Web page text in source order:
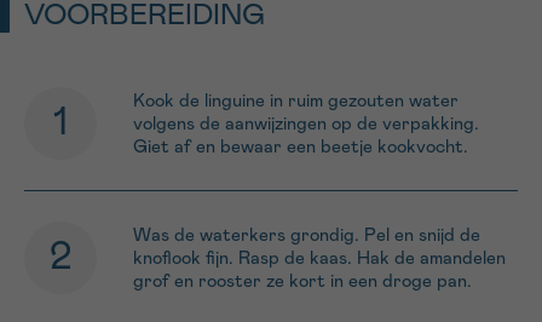
VOORBEREIDING
Kook de linguine in ruim gezouten water
volgens de aanwijzingen op de verpakking.
Giet af en bewaar een beetje kookvocht.
Was de waterkers grondig. Pel en snijd de
knoflook fijn. Rasp de kaas. Hak de amandelen
grof en rooster ze kort in een droge pan.